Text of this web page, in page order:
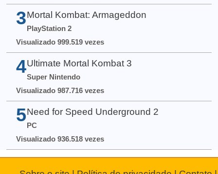
3 Mortal Kombat: Armageddon
PlayStation 2
Visualizado 999.519 vezes
4 Ultimate Mortal Kombat 3
Super Nintendo
Visualizado 987.716 vezes
5 Need for Speed Underground 2
PC
Visualizado 936.518 vezes